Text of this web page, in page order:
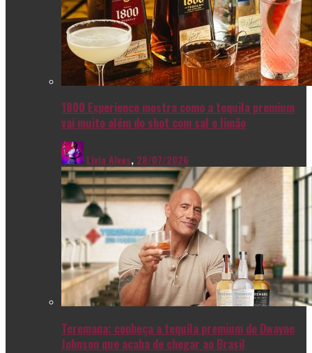
1800 Experience mostra como a tequila premium
vai muito além do shot com sal e limão
Livia Alves, 28/07/2026
Teremana: conheça a tequila premium de Dwayne
Johnson que acaba de chegar ao Brasil